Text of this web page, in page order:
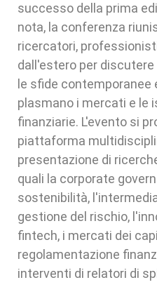
successo della prima
nota, la conferenza
ricercatori,
dall'estero per
le sfide
plasmano i mercati e le
finanziarie. L'evento si
piattaforma
presentazione di
quali la corporate
sostenibilità,
gestione del rischio,
fintech, i mercati dei
regolamentazione
interventi di relatori di